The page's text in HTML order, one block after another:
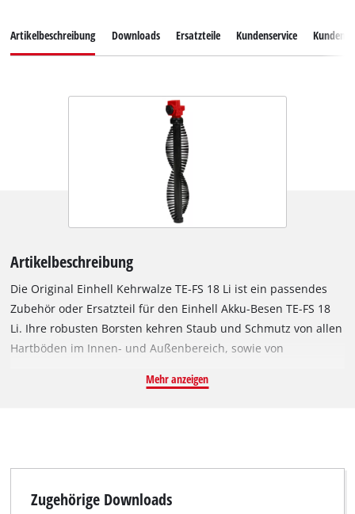
Artikelbeschreibung Downloads Ersatzteile Kundenservice
Artikelbeschreibung
Die Original Einhell Kehrwalze TE-FS 18 Li ist ein passendes
Zubehör oder Ersatzteil für den Einhell Akku-Besen TE-FS 18
Li. Ihre robusten Borsten kehren Staub und Schmutz von allen
Hartböden im Innen- und Außenbereich, sowie von
Besens. Die Bürstenwalze lässt sich werkzeuglos aus dem
Mehr anzeigen
Zugehörige Downloads